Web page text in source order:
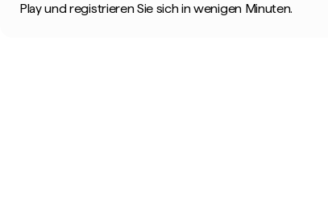
Play und registrieren Sie sich in wenigen Minuten.